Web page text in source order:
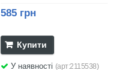
585 грн
Купити
У наявності (арт:2115538)